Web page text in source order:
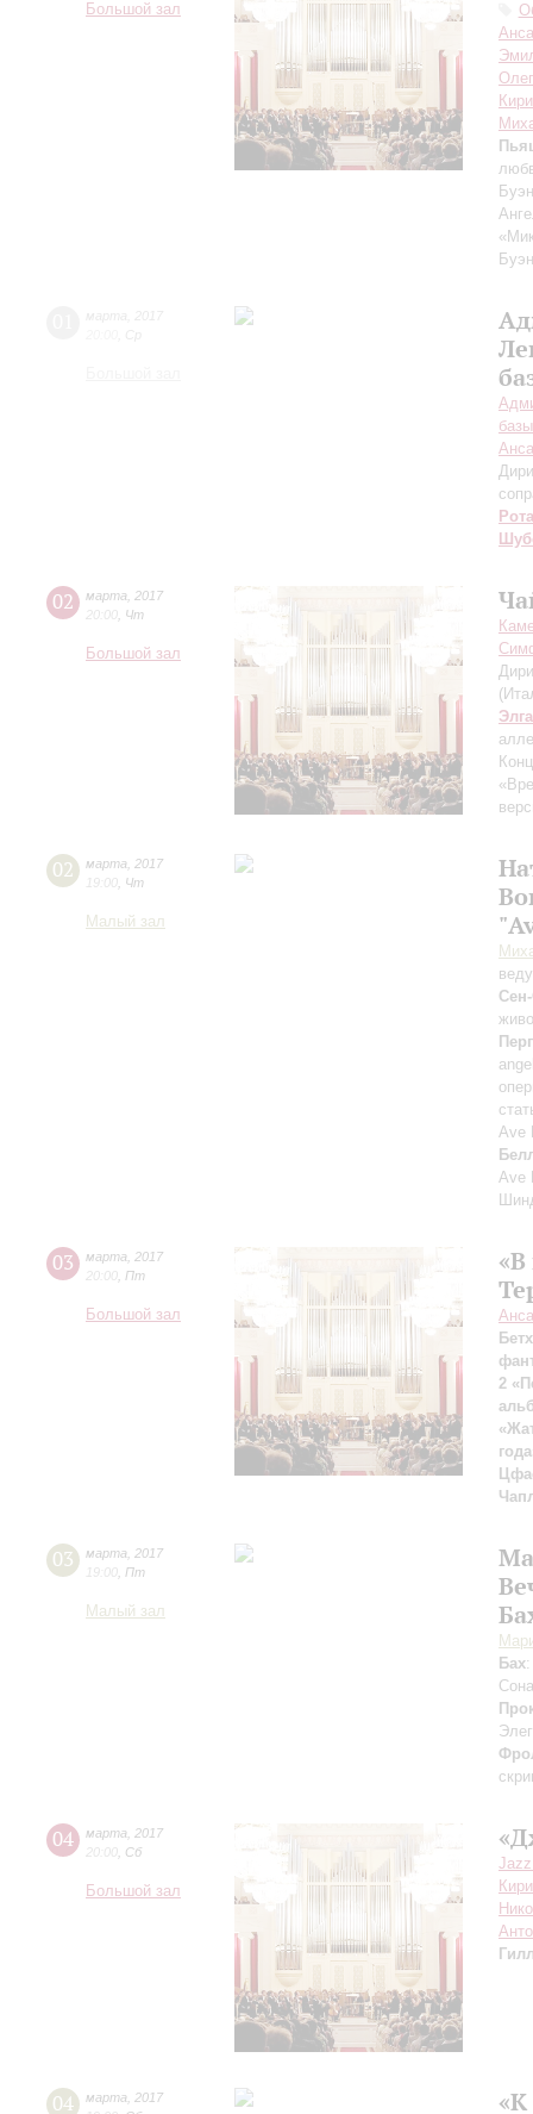
Большой зал
базы
Рота
02 марта
2017
20:00 Чт
Большой зал
02 марта
2017
19:00 Чт
Малый зал
Ave
Ave
03 марта
2017
20:00 Пт
Большой зал
«В
2
03 марта
2017
19:00 Пт
Малый зал
Бах
04 марта
2017
20:00 Сб
Большой зал
04 марта
2017
«К